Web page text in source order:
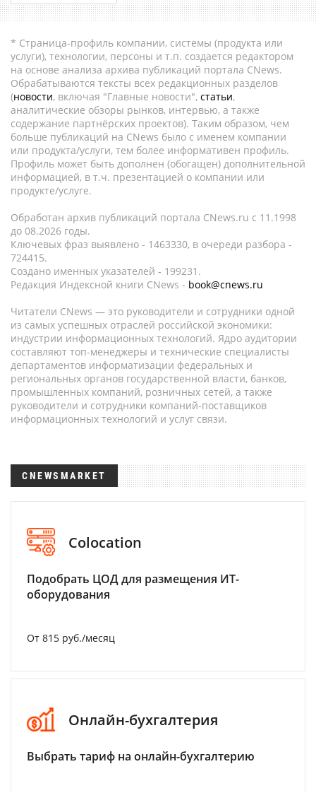
* Страница-профиль компании, системы (продукта или
услуги), технологии, персоны и т.п. создается редактором
на основе анализа архива публикаций портала CNews.
Обрабатываются тексты всех редакционных разделов
(новости, включая "Главные новости", статьи,
аналитические обзоры рынков, интервью, а также
содержание партнёрских проектов). Таким образом, чем
больше публикаций на CNews было с именем компании
или продукта/услуги, тем более информативен профиль.
Профиль может быть дополнен (обогащен) дополнительной
информацией, в т.ч. презентацией о компании или
продукте/услуге.
Обработан архив публикаций портала CNews.ru c 11.1998
до 08.2026 годы.
Ключевых фраз выявлено - 1463330, в очереди разбора -
724415.
Создано именных указателей - 199231.
Редакция Индексной книги CNews - book@cnews.ru
Читатели CNews — это руководители и сотрудники одной
из самых успешных отраслей российской экономики:
индустрии информационных технологий. Ядро аудитории
составляют топ-менеджеры и технические специалисты
департаментов информатизации федеральных и
региональных органов государственной власти, банков,
промышленных компаний, розничных сетей, а также
руководители и сотрудники компаний-поставщиков
информационных технологий и услуг связи.
CNEWSMARKET
Colocation
Подобрать ЦОД для размещения ИТ-
оборудования
От 815 руб./месяц
Онлайн-бухгалтерия
Выбрать тариф на онлайн-бухгалтерию